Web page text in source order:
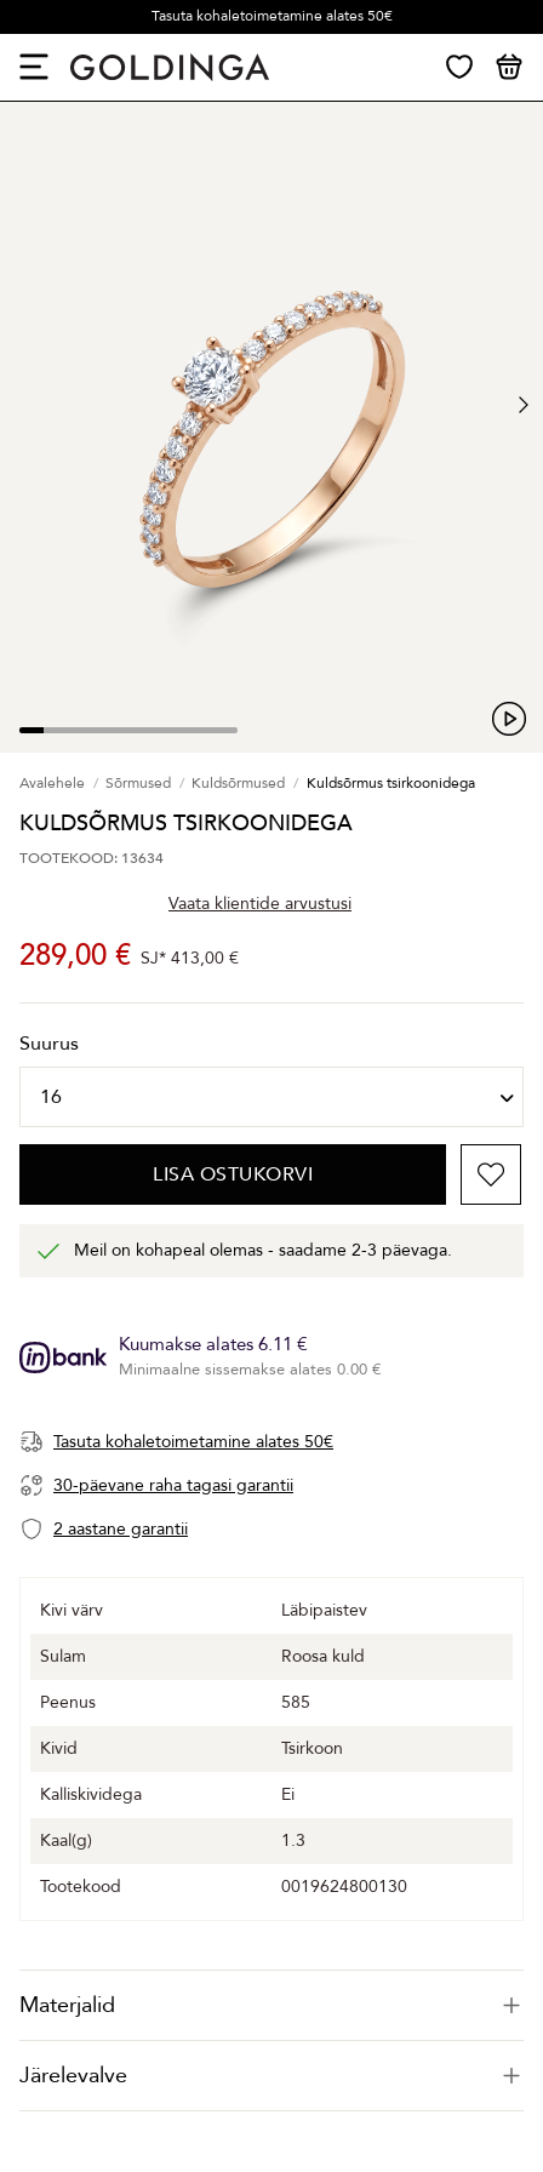
Tasuta kohaletoimetamine alates 50€
Avalehele Sõrmused Kuldsõrmused Kuldsõrmus tsirkoonidega
KULDSÕRMUS TSIRKOONIDEGA
TOOTEKOOD: 13634
Vaata klientide arvustusi
289,00 € SJ* 413,00 €
Suurus
LISA OSTUKORVI
Meil on kohapeal olemas - saadame 2-3 päevaga.
Kuumakse alates 6.11 €
Minimaalne sissemakse alates 0.00 €
Tasuta kohaletoimetamine alates 50€
30-päevane raha tagasi garantii
2 aastane garantii
Kivi värv
Läbipaistev
Sulam
Roosa kuld
Peenus
585
Kivid
Tsirkoon
Kalliskividega
Ei
Kaal(g)
1.3
Tootekood
0019624800130
Materjalid
Järelevalve